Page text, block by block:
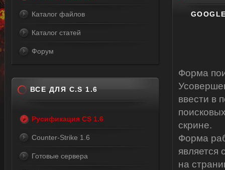
Форма
ввести в
скрине.
Форма
является
на
Каталог файлов
Каталог статей
Форум
ВСЕ ДЛЯ C.S 1.6
Русификация CS 1.6
Counter-Strike 1.6
Готовые сервера